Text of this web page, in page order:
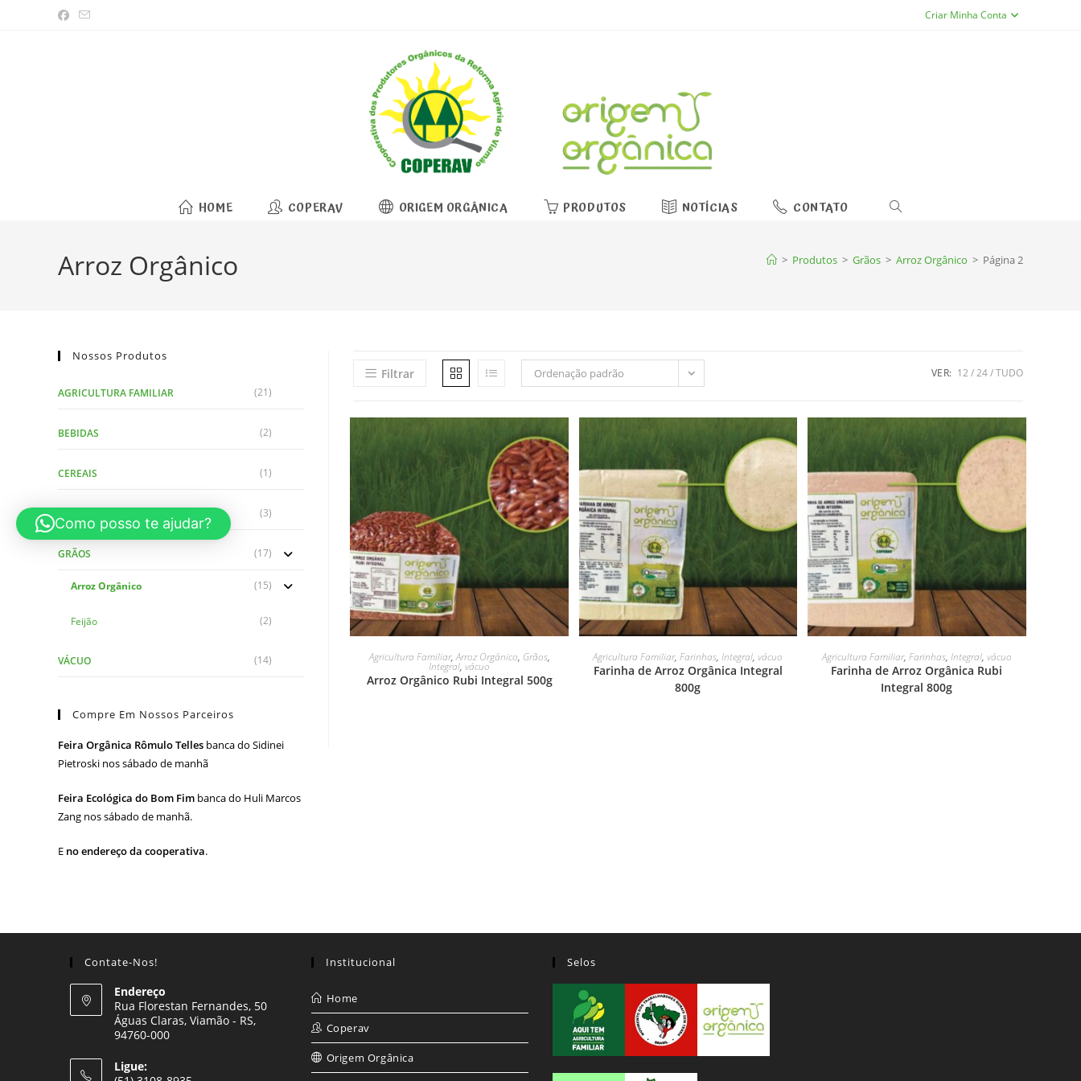
Criar Minha Conta
HOME COPERAV ORIGEM ORGÂNICA PRODUTOS NOTÍCIAS CONTATO
ALTERNAR
DO
Arroz Orgânico > Produtos > Grãos > Arroz Orgânico > Página 2
Filtrar Ordenação padrão VER: 12 24 TUDO
LEIA MAIS
Agricultura Familiar,Arroz Orgânico, Grãos,
Integral,vácuo
Arroz Orgânico Rubi Integral 500g
LEIA MAIS
Agricultura Familiar,Farinhas,Integral,vácuo
Farinha de Arroz Orgânica Integral
800g
LEIA MAIS
Agricultura Familiar, Farinhas, Integral, vácuo
Farinha de Arroz Orgânica Rubi
Integral 800g
Nossos Produtos
AGRICULTURA FAMILIAR (21)
BEBIDAS (2)
CEREAIS (1)
(3)
GRÃOS (17)
Arroz Orgânico (15)
Feijão (2)
VÁCUO (14)
Compre Em Nossos Parceiros
Feira Orgânica Rômulo Telles banca do Sidinei
Pietroski nos sábado de manhã
Feira Ecológica do Bom Fim banca do Huli Marcos
Zang nos sábado de manhã.
E no endereço da cooperativa.
Contate-Nos!
Endereço
Rua Florestan Fernandes, 50
Águas Claras, Viamão - RS,
94760-000
Ligue:
Institucional
Home
Coperav
Origem Orgânica
Selos
Como posso te ajudar?